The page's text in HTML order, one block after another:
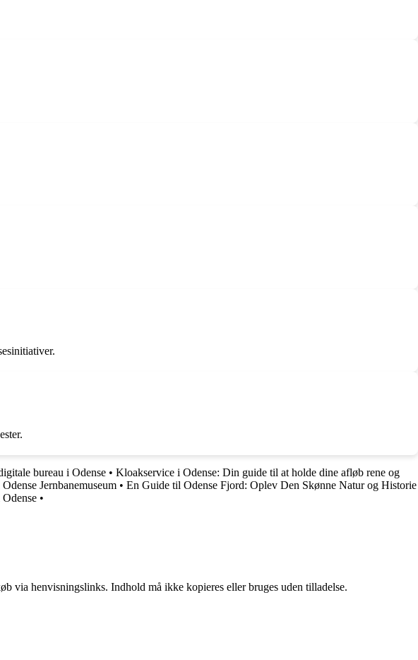
bureau i Odense • Kloakservice i Odense: Din guide til at holde dine afløb rene og
Jernbanemuseum • En Guide til Odense Fjord: Oplev Den Skønne Natur og Historie
•
via henvisningslinks. Indhold må ikke kopieres eller bruges uden tilladelse.